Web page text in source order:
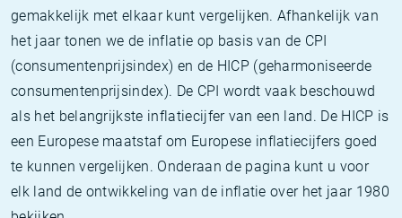
gemakkelijk met elkaar kunt vergelijken. Afhankelijk van
het jaar tonen we de inflatie op basis van de CPI
(consumentenprijsindex) en de HICP (geharmoniseerde
consumentenprijsindex). De CPI wordt vaak beschouwd
als het belangrijkste inflatiecijfer van een land. De HICP is
een Europese maatstaf om Europese inflatiecijfers goed
te kunnen vergelijken. Onderaan de pagina kunt u voor
elk land de ontwikkeling van de inflatie over het jaar 1980